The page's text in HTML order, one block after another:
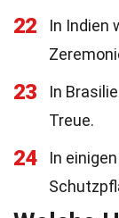
22
In Indien
23
In
Treue.
24
In